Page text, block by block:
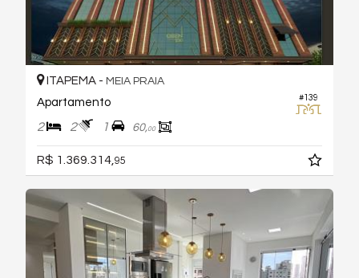
#139
ITAPEMA - MEIA PRAIA
Apartamento
2 2 1 60,00
R$ 1.369.314, 95